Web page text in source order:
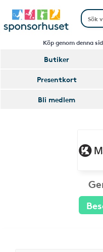
Köp genom denna
Butiker
Presentkort
Bli medlem